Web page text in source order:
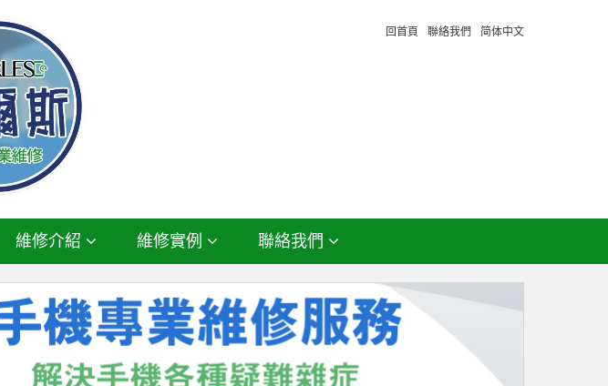
回首頁 聯絡我們 简体中文
維修介紹 維修實例 聯絡我們